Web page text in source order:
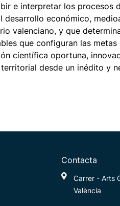
e interpretar los procesos
desarrollo económico,
valenciano, y que
que configuran las metas
científica oportuna,
desde un inédito y
Contacta
Carrer - Arts
València